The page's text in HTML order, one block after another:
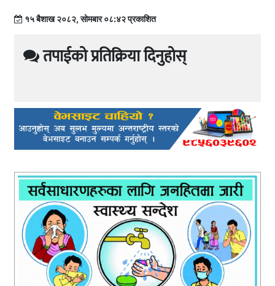
१५ बैशाख २०८२, सोमबार ०८:४२ प्रकाशित
तपाईको प्रतिक्रिया दिनुहोस्